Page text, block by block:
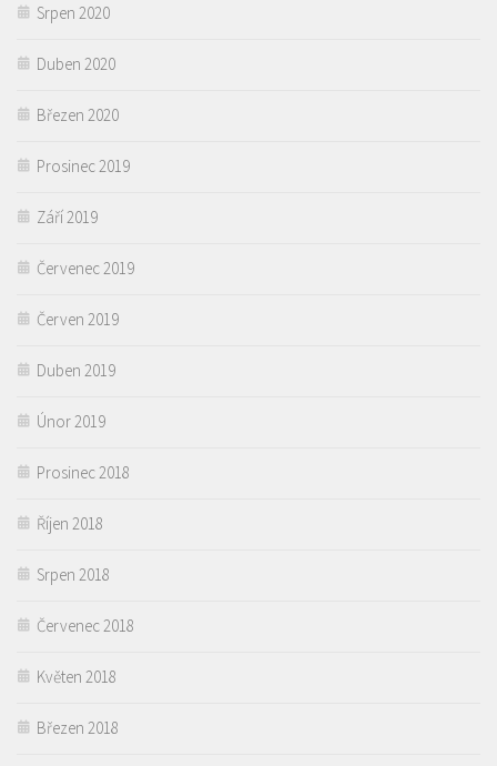
Srpen 2020
Duben 2020
Březen 2020
Prosinec 2019
Září 2019
Červenec 2019
Červen 2019
Duben 2019
Únor 2019
Prosinec 2018
Říjen 2018
Srpen 2018
Červenec 2018
Květen 2018
Březen 2018